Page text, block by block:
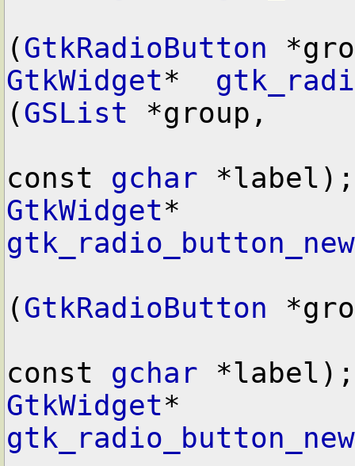
(GtkRadioButton
GtkWidget*
(GSList *group,
const gchar *label);
GtkWidget
(GtkRadioButton
const gchar *label);
GtkWidget